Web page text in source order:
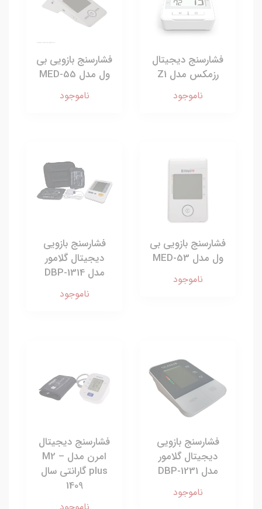
فشارسنج دیجیتال
رزمکس مدل Z1
ناموجود
فشارسنج بازویی بی
ول مدل MED-55
ناموجود
فشارسنج بازویی بی
ول مدل MED-53
ناموجود
فشارسنج بازویی
دیجیتال گلامور
مدل DBP-1314
ناموجود
فشارسنج بازویی
دیجیتال گلامور
مدل DBP-1231
ناموجود
فشارسنج دیجیتال
امرن مدل M2 –
plus گارانتی سال
1409